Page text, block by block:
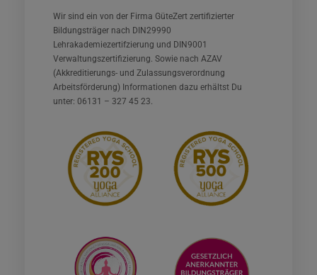
Wir sind ein von der Firma GüteZert zertifizierter
Bildungsträger nach DIN29990
Lehrakademiezertifzierung und DIN9001
Verwaltungszertifizierung. Sowie nach AZAV
(Akkreditierungs- und Zulassungsverordnung
Arbeitsförderung) Informationen dazu erhältst Du
unter: 06131 – 327 45 23.